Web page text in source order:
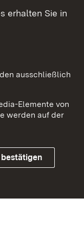
erhalten Sie in
ausschließlich
Elemente von
werden auf der